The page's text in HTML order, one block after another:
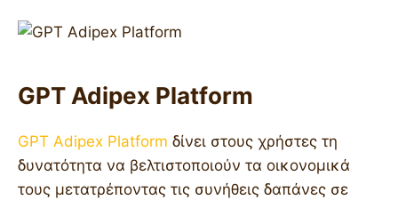
GPT Adipex Platform
GPT Adipex Platform δίνει στους χρήστες τη
δυνατότητα να βελτιστοποιούν τα οικονομικά
τους μετατρέποντας τις συνήθεις δαπάνες σε